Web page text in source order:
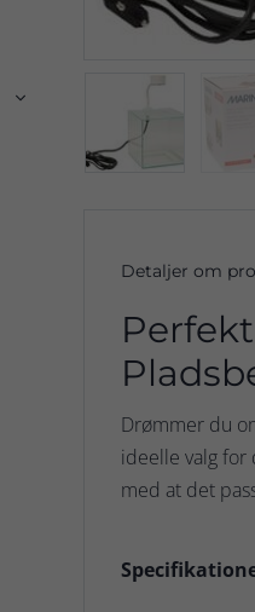

Detaljer om
Drømmer du
ideelle valg for
med at det